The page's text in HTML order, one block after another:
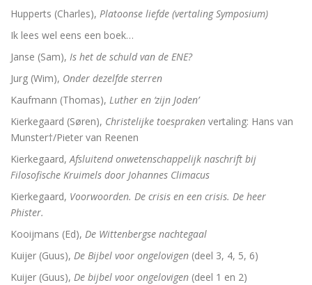
Martin Luther
Brand Luther / Het merk ‘Luther’
Hupperts (Charles), Platoonse liefde (vertaling Symposium)
Ik lees wel eens een boek…
Janse (Sam), Is het de schuld van de ENE?
Jurg (Wim), Onder dezelfde sterren
Kaufmann (Thomas), Luther en ‘zijn Joden’
Kierkegaard (Søren), Christelijke toespraken vertaling: Hans van
Munster†/Pieter van Reenen
Kierkegaard,Afsluitend onwetenschappelijk naschrift bij
Filosofische Kruimels door Johannes Climacus
Kierkegaard, Voorwoorden. De crisis en een crisis. De heer
Phister.
Kooijmans (Ed), De Wittenbergse nachtegaal
Kuijer (Guus), De Bijbel voor ongelovigen (deel 3, 4, 5, 6)
Kuijer (Guus), De bijbel voor ongelovigen (deel 1 en 2)